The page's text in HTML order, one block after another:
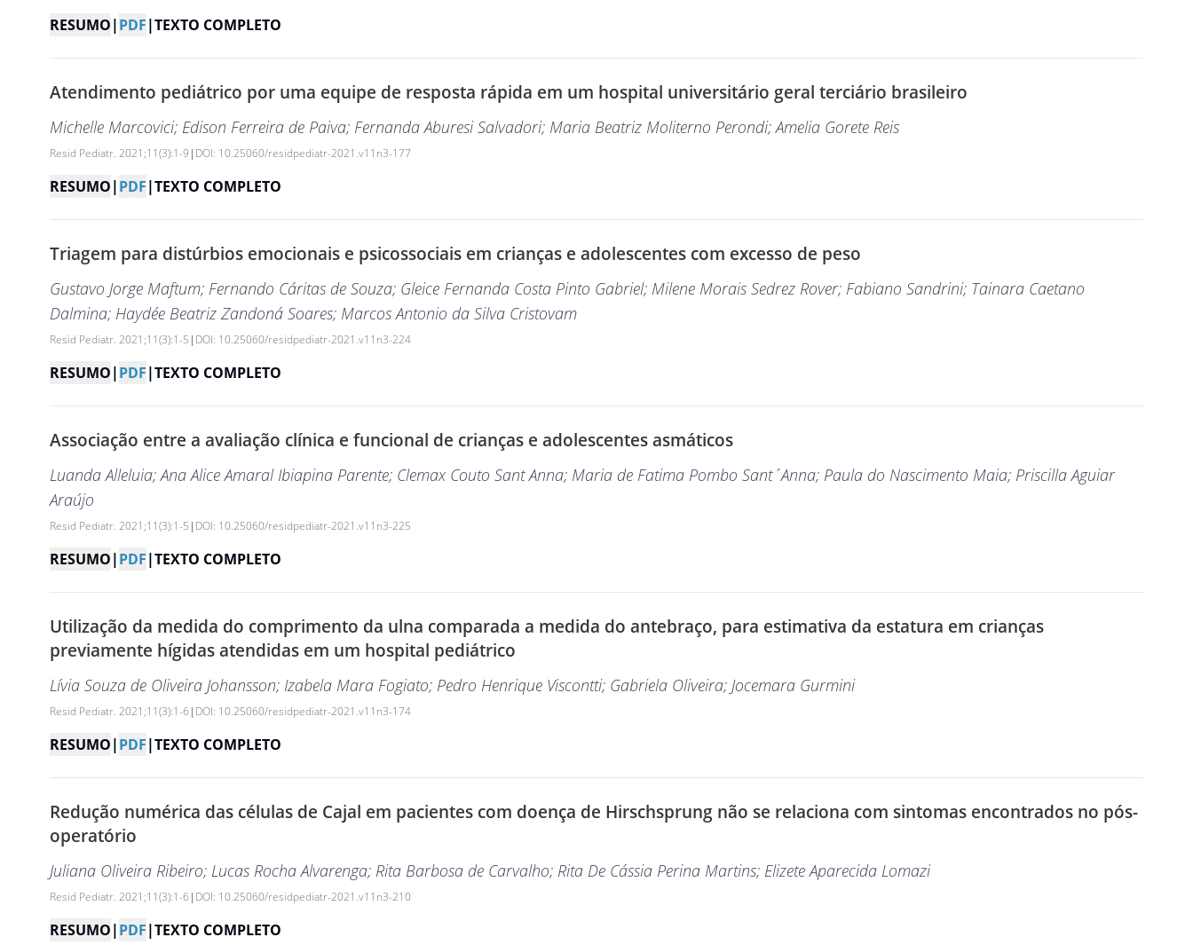
RESUMO|PDF|TEXTO COMPLETO
Atendimento pediátrico por uma equipe de resposta rápida em um hospital universitário geral terciário brasileiro
Michelle Marcovici; Edison Ferreira de Paiva; Fernanda Aburesi Salvadori; Maria Beatriz Moliterno Perondi; Amelia Gorete Reis
Resid Pediatr. 2021;11(3):1-9 | DOI: 10.25060/residpediatr-2021.v11n3-177
RESUMO|PDF|TEXTO COMPLETO
Triagem para distúrbios emocionais e psicossociais em crianças e adolescentes com excesso de peso
Gustavo Jorge Maftum; Fernando Cáritas de Souza; Gleice Fernanda Costa Pinto Gabriel; Milene Morais Sedrez Rover; Fabiano Sandrini; Tainara Caetano
Dalmina; Haydée Beatriz Zandoná Soares; Marcos Antonio da Silva Cristovam
Resid Pediatr. 2021;11(3):1-5 | DOI: 10.25060/residpediatr-2021.v11n3-224
RESUMO|PDF|TEXTO COMPLETO
Associação entre a avaliação clínica e funcional de crianças e adolescentes asmáticos
Luanda Alleluia; Ana Alice Amaral Ibiapina Parente; Clemax Couto Sant Anna; Maria de Fatima Pombo Sant´Anna; Paula do Nascimento Maia; Priscilla Aguiar
Araújo
Resid Pediatr. 2021;11(3):1-5 | DOI: 10.25060/residpediatr-2021.v11n3-225
RESUMO|PDF|TEXTO COMPLETO
Utilização da medida do comprimento da ulna comparada a medida do antebraço, para estimativa da estatura em crianças
previamente hígidas atendidas em um hospital pediátrico
Lívia Souza de Oliveira Johansson; Izabela Mara Fogiato; Pedro Henrique Viscontti; Gabriela Oliveira; Jocemara Gurmini
Resid Pediatr. 2021;11(3):1-6 | DOI: 10.25060/residpediatr-2021.v11n3-174
RESUMO|PDF|TEXTO COMPLETO
Redução numérica das células de Cajal em pacientes com doença de Hirschsprung não se relaciona com sintomas encontrados no pós-
operatório
Juliana Oliveira Ribeiro; Lucas Rocha Alvarenga; Rita Barbosa de Carvalho; Rita De Cássia Perina Martins; Elizete Aparecida Lomazi
Resid Pediatr. 2021;11(3):1-6 | DOI: 10.25060/residpediatr-2021.v11n3-210
RESUMO|PDF|TEXTO COMPLETO